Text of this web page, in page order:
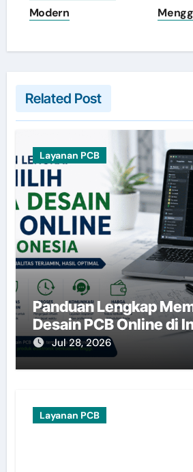
Modern
Related Post
Layanan PCB
Panduan Lengkap
Desain PCB Online di
Jul 28, 2026
Layanan PCB